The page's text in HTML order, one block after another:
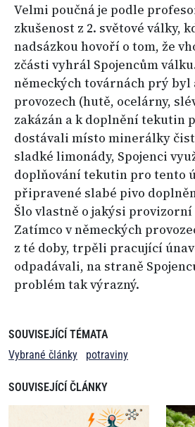
Velmi poučná je podle
zkušenost z 2. světové války,
nadsázkou hovoří o tom, že
zčásti vyhrál Spojencům
německých továrnách prý
provozech (hutě, ocelárny,
zakázán a k doplnění tekutin
dostávali místo minerálky
sladké limonády, Spojenci
doplňování tekutin pro tento
připravené slabé pivo
Šlo vlastně o jakýsi
Zatímco v německých
z té doby, trpěli pracující
odpadávali, na straně
problém tak výrazný.
SOUVISEJÍCÍ TÉMATA
Vybrané články
potraviny
SOUVISEJÍCÍ ČLÁNKY